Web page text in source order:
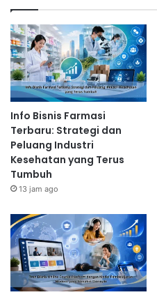
Info Bisnis Farmasi
Terbaru: Strategi dan
Peluang Industri
Kesehatan yang Terus
Tumbuh
13 jam ago